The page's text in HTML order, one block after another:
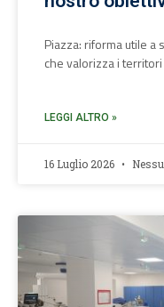
Piazza: riforma utile a
che valorizza i territori
LEGGI ALTRO »
16 Luglio 2026